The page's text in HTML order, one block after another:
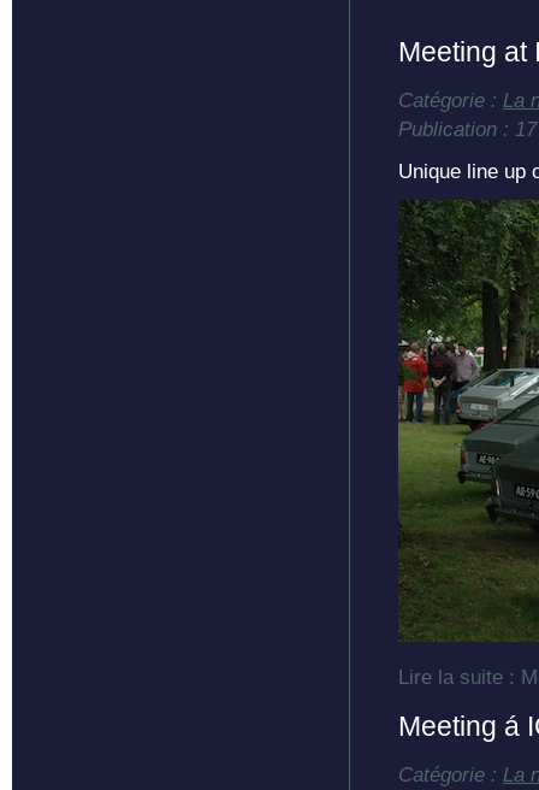
Meeting at
Catégorie : La
Publication :
Unique line up
Lire la suite :
Meeting á
Catégorie : La